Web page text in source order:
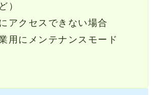
）
アクセスできない場合
用にメンテナンスモード